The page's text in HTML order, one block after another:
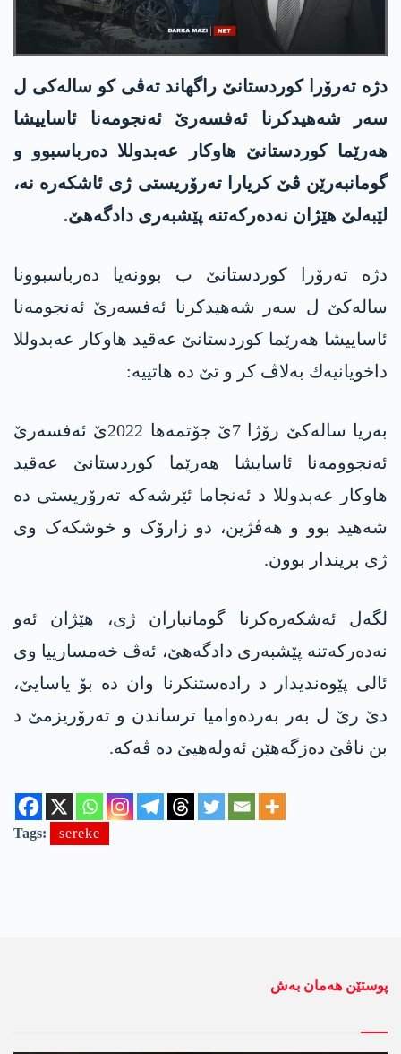
دژه‌ ته‌رۆرا كوردستانێ راگهاند ته‌ڤی كو ساله‌كی ل
سه‌ر شه‌هیدكرنا ئه‌فسه‌رێ ئه‌نجومه‌نا ئاساییشا
هه‌رێما كوردستانێ هاوكار عه‌بدوللا ده‌رباسبوو و
گومانبه‌رێن ڤێ كریارا ته‌رۆریستی ژی ئاشكه‌ره‌ نه‌،
لێبه‌لێ هێژان نه‌ده‌ركه‌تنه‌ پێشبه‌ری دادگه‌هێ.
دژه‌ ته‌رۆرا كوردستانێ ب بوونه‌یا ده‌رباسبوونا
ساله‌كێ ل سه‌ر شه‌هیدكرنا ئه‌فسه‌رێ ئه‌نجومه‌نا
ئاساییشا هه‌رێما كوردستانێ عه‌قید هاوكار عه‌بدوللا
داخویانیه‌ك به‌لاڤ كر و تێ ده‌ هاتییه‌:
بەریا سالەکێ رۆژا 7ێ جۆتمەها 2022ێ ئەفسەرێ
ئەنجوومەنا ئاسایشا هەرێما کوردستانێ عه‌قید
هاوکار عه‌بدوللا د ئەنجاما ئێرشەکە تەرۆریستی دە
شەهید بوو و هەڤژین، دو زارۆک و خوشکەک وی
ژی بریندار بوون.
لگەل ئەشکەرەکرنا گومانباران ژی، هێژان ئه‌و
نه‌ده‌ركه‌تنه‌ پێشبه‌ری دادگه‌هێ، ئەڤ خەمسارییا وی
ئالی پێوه‌ندیدار د راده‌ستنكرنا وان ده‌ بۆ یاسایێ،
دێ رێ ل بەر بەردەوامیا ترساندن و تەرۆریزمێ د
بن ناڤێ دەزگەهێن ئەولەهیێ ده‌ ڤەکە.
Tags: sereke
پوستێن ھەمان بەش